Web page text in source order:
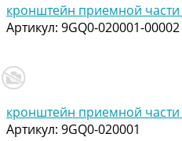
кронштейн приемной части
Артикул: 9GQ0-020001-00002
кронштейн приемной части
Артикул: 9GQ0-020001